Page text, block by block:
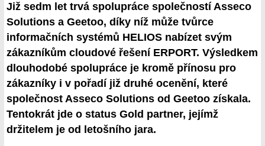
Již sedm let trvá spolupráce společností Asseco
Solutions a Geetoo, díky níž může tvůrce
informačních systémů HELIOS nabízet svým
zákazníkům cloudové řešení ERPORT. Výsledkem
dlouhodobé spolupráce je kromě přínosu pro
zákazníky i v pořadí již druhé ocenění, které
společnost Asseco Solutions od Geetoo získala.
Tentokrát jde o status Gold partner, jejímž
držitelem je od letošního jara.